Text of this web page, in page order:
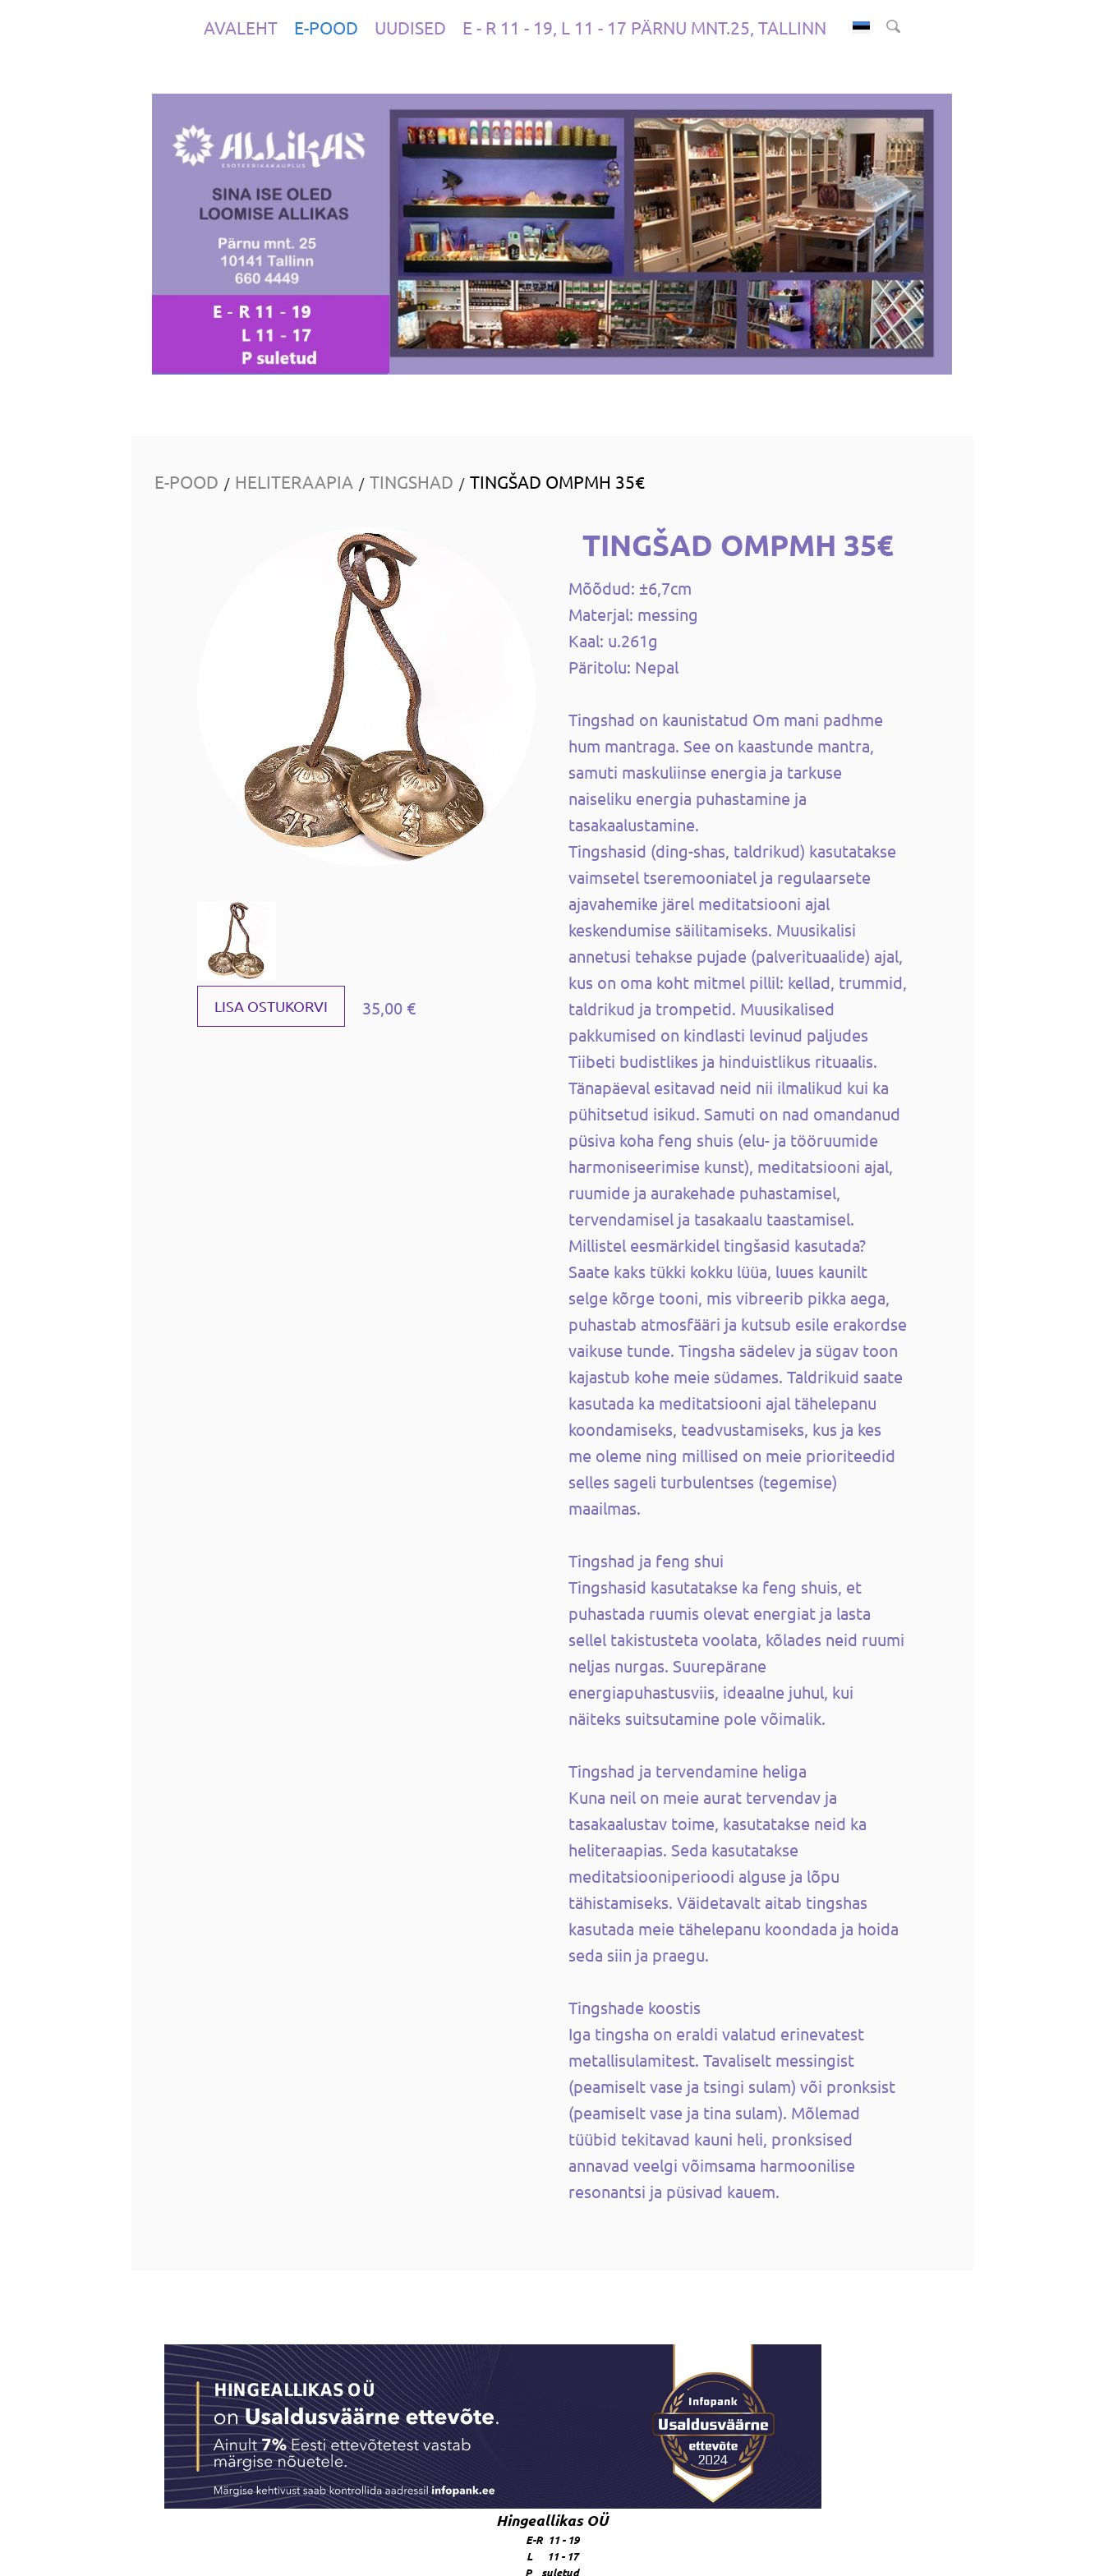
AVALEHT E-POOD UUDISED E - R 11 - 19, L 11 - 17 PÄRNU MNT.25, TALLINN
E-POOD / HELITERAAPIA / TINGSHAD / TINGŠAD OMPMH 35€
LISA OSTUKORVI 35,00 €
TINGŠAD OMPMH 35€
Mõõdud: ±6,7cm
Materjal: messing
Kaal: u.261g
Päritolu: Nepal
Tingshad on kaunistatud Om mani padhme
hum mantraga. See on kaastunde mantra,
samuti maskuliinse energia ja tarkuse
naiseliku energia puhastamine ja
tasakaalustamine.
Tingshasid (ding-shas, ​​taldrikud) kasutatakse
vaimsetel tseremooniatel ja regulaarsete
ajavahemike järel meditatsiooni ajal
keskendumise säilitamiseks. Muusikalisi
annetusi tehakse pujade (palverituaalide) ajal,
kus on oma koht mitmel pillil: kellad, trummid,
taldrikud ja trompetid. Muusikalised
pakkumised on kindlasti levinud paljudes
Tiibeti budistlikes ja hinduistlikus rituaalis.
Tänapäeval esitavad neid nii ilmalikud kui ka
pühitsetud isikud. Samuti on nad omandanud
püsiva koha feng shuis (elu- ja tööruumide
harmoniseerimise kunst), meditatsiooni ajal,
ruumide ja aurakehade puhastamisel,
tervendamisel ja tasakaalu taastamisel.
Millistel eesmärkidel tingšasid kasutada?
Saate kaks tükki kokku lüüa, luues kaunilt
selge kõrge tooni, mis vibreerib pikka aega,
puhastab atmosfääri ja kutsub esile erakordse
vaikuse tunde. Tingsha sädelev ja sügav toon
kajastub kohe meie südames. Taldrikuid saate
kasutada ka meditatsiooni ajal tähelepanu
koondamiseks, teadvustamiseks, kus ja kes
me oleme ning millised on meie prioriteedid
selles sageli turbulentses (tegemise)
maailmas.
Tingshad ja feng shui
Tingshasid kasutatakse ka feng shuis, et
puhastada ruumis olevat energiat ja lasta
sellel takistusteta voolata, kõlades neid ruumi
neljas nurgas. Suurepärane
energiapuhastusviis, ideaalne juhul, kui
näiteks suitsutamine pole võimalik.
Tingshad ja tervendamine heliga
Kuna neil on meie aurat tervendav ja
tasakaalustav toime, kasutatakse neid ka
heliteraapias. Seda kasutatakse
meditatsiooniperioodi alguse ja lõpu
tähistamiseks. Väidetavalt aitab tingshas
kasutada meie tähelepanu koondada ja hoida
seda siin ja praegu.
Tingshade koostis
Iga tingsha on eraldi valatud erinevatest
metallisulamitest. Tavaliselt messingist
(peamiselt vase ja tsingi sulam) või pronksist
(peamiselt vase ja tina sulam). Mõlemad
tüübid tekitavad kauni heli, pronksised
annavad veelgi võimsama harmoonilise
resonantsi ja püsivad kauem.
Hingeallikas OÜ
E-R 11 - 19
L 11 - 17
P suletud